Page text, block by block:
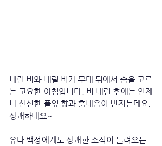
내린 비와 내릴 비가 무대 뒤에서 숨을 고르
는 고요한 아침입니다. 비 내린 후에는 언제
나 신선한 풀잎 향과 흙내음이 번지는데요.
상쾌하네요~
유다 백성에게도 상쾌한 소식이 들려오는